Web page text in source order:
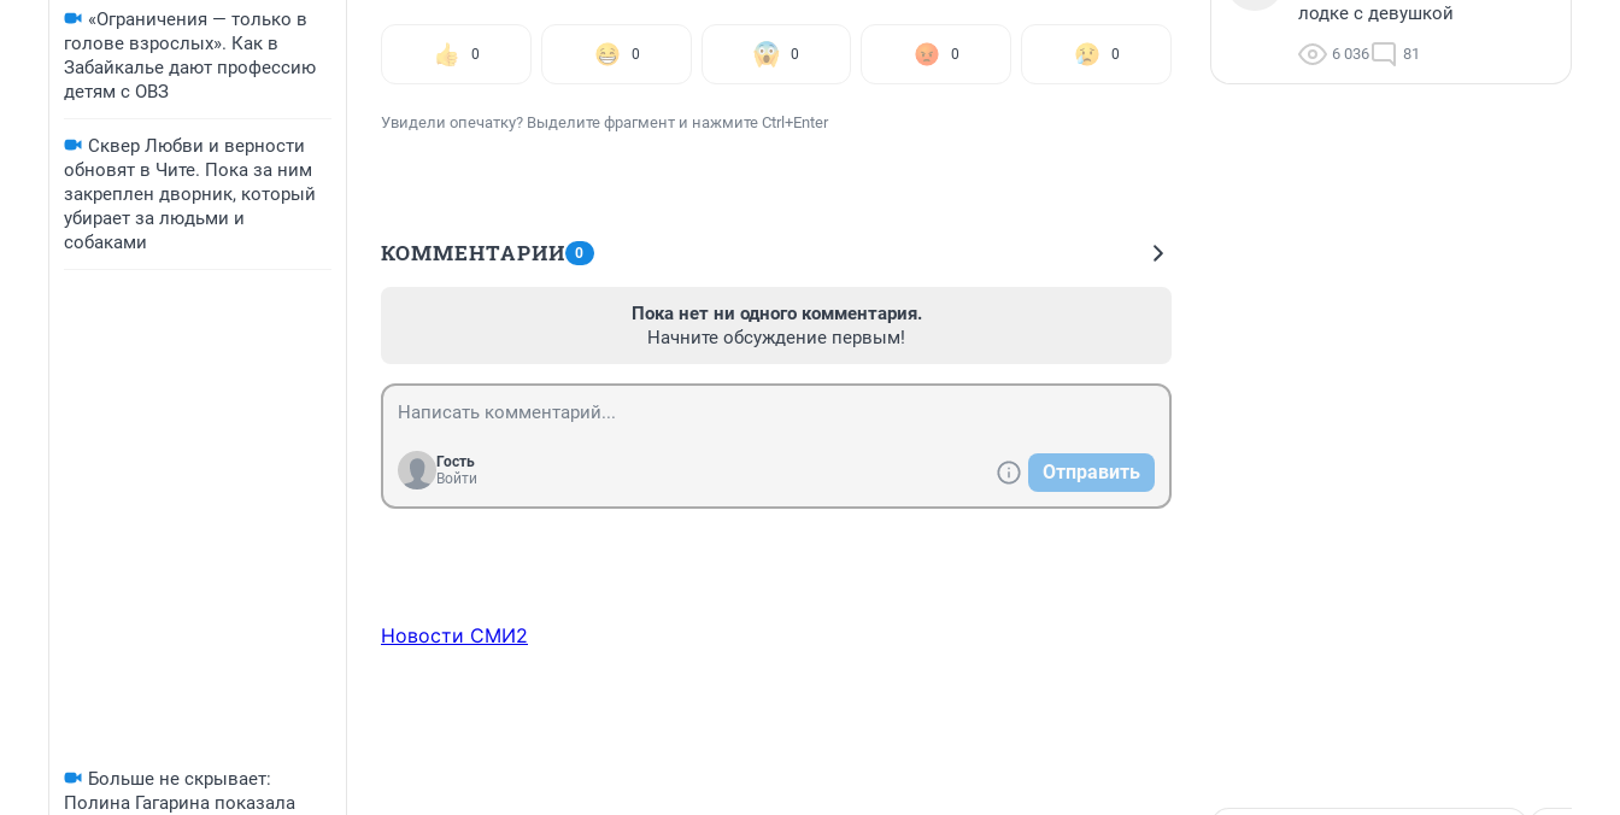
«Ограничения — только в
голове взрослых». Как в
Забайкалье дают профессию
детям с ОВЗ
Сквер Любви и верности
обновят в Чите. Пока за ним
закреплен дворник, который
убирает за людьми и
собаками
Больше не скрывает:
Полина Гагарина показала
0 0 0 0 0
Увидели опечатку? Выделите фрагмент и нажмите Ctrl+Enter
КОММЕНТАРИИ 0
Пока нет ни одного комментария.
Начните обсуждение первым!
Гость
Войти
Отправить
Новости СМИ2
лодке с девушкой
6 036 81